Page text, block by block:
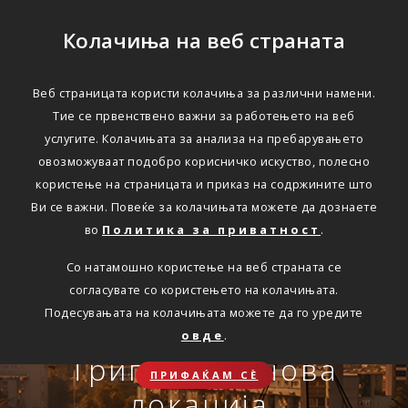
Колачиња на веб страната
Веб страницата користи колачиња за различни намени.
Тие се првенствено важни за работењето на веб
услугите. Колачињата за анализа на пребарувањето
овозможуваат подобро корисничко искуство, полесно
користење на страницата и приказ на содржините што
Ви се важни. Повеќе за колачињата можете да дознаете
во Политика за приватност .
Со натамошно користење на веб страната се
согласувате со користењето на колачињата.
Подесувањата на колачињата можете да го уредите
овде .
ПРИФАЌАМ СЀ
Триглав на нова
Сѐ ќе биде во ред
Совет, информација или инспирација за секоја животна
Онлајн пријава на
осигурен случај преку
OneID
Travel Smart и Travel
Smart Plus
Едноставно преку
интернет
АВТОМОБИЛСКА ОДГОВОРНОСТ
Oнлајн обнова на осигурување.
ЗДРАВСТВЕНО ПАТНИЧКО